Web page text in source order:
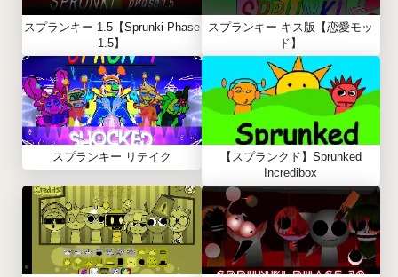
スプランキー 1.5【Sprunki Phase
1.5】
スプランキー キス版【恋愛モッ
ド】
スプランキー リテイク
【スプランクド】Sprunked
Incredibox